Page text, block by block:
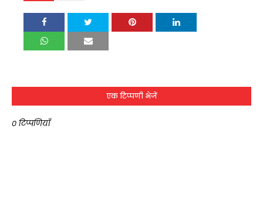
एक टिप्पणी भेजें
0 टिप्पणियाँ